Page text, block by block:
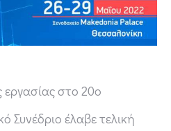
εργασίας στο 20ο
Συνέδριο έλαβε τελική